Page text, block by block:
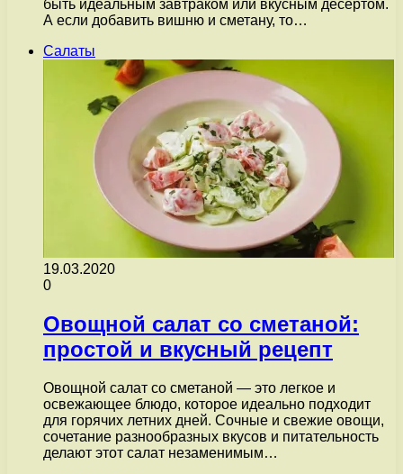
быть идеальным завтраком или вкусным десертом.
А если добавить вишню и сметану, то…
Салаты
19.03.2020
0
Овощной салат со сметаной:
простой и вкусный рецепт
Овощной салат со сметаной — это легкое и
освежающее блюдо, которое идеально подходит
для горячих летних дней. Сочные и свежие овощи,
сочетание разнообразных вкусов и питательность
делают этот салат незаменимым…